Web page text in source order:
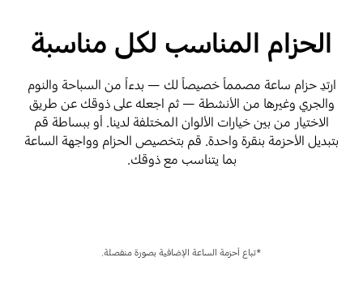
الحزام المناسب لكل مناسبة
ارتدِ حزام ساعة مصمماً خصيصاً لك — بدءاً من السباحة والنوم
والجري وغيرها من الأنشطة — ثم اجعله على ذوقك عن طريق
الاختيار من بين خيارات الألوان المختلفة لدينا. أو ببساطة قم
بتبديل الأحزمة بنقرة واحدة. قم بتخصيص الحزام وواجهة الساعة
بما يتناسب مع ذوقك.
*تباع أحزمة الساعة الإضافية بصورة منفصلة.